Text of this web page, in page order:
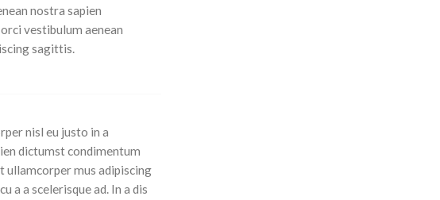
nostra sapien
vestibulum aenean
sagittis.
nisl eu justo in a
dictumst condimentum
ullamcorper mus adipiscing
a a scelerisque ad. In a dis